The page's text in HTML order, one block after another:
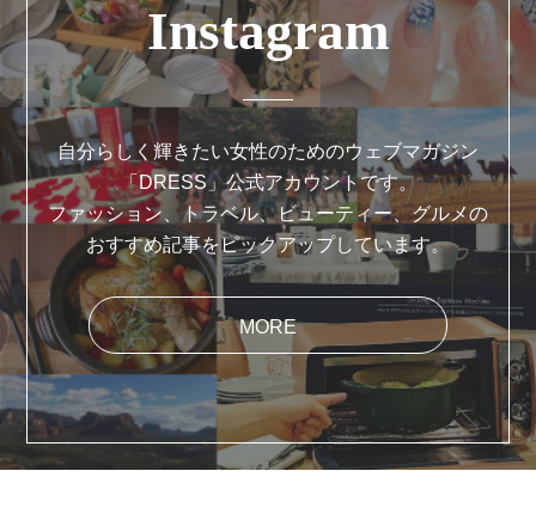
Instagram
自分らしく輝きたい女性のためのウェブマガジン
「DRESS」公式アカウントです。
ファッション、トラベル、ビューティー、グルメの
おすすめ記事をピックアップしています。
MORE